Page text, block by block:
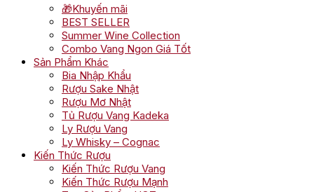
🎁Khuyến mãi
BEST SELLER
Summer Wine Collection
Combo Vang Ngon Giá Tốt
Sản Phẩm Khác
Bia Nhập Khẩu
Rượu Sake Nhật
Rượu Mơ Nhật
Tủ Rượu Vang Kadeka
Ly Rượu Vang
Ly Whisky – Cognac
Kiến Thức Rượu
Kiến Thức Rượu Vang
Kiến Thức Rượu Mạnh